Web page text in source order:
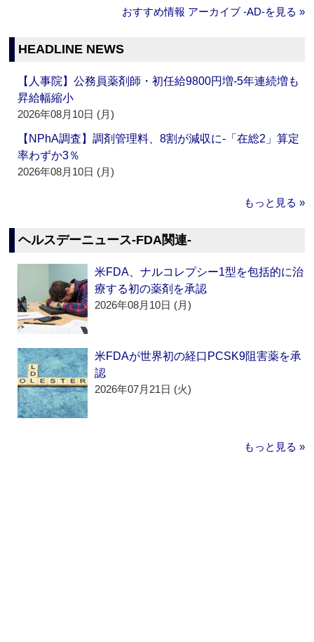
おすすめ情報 アーカイブ ‐AD‐を見る »
HEADLINE NEWS
【人事院】公務員薬剤師・初任給9800円増‐5年連続増も
昇給幅縮小
2026年08月10日 (月)
【NPhA調査】調剤管理料、8割が減収に‐「在総2」算定
率わずか3％
2026年08月10日 (月)
もっと見る »
ヘルスデーニュース‐FDA関連‐
米FDA、ナルコレプシー1型を包括的に治
療する初の薬剤を承認
2026年08月10日 (月)
米FDAが世界初の経口PCSK9阻害薬を承
認
2026年07月21日 (火)
もっと見る »